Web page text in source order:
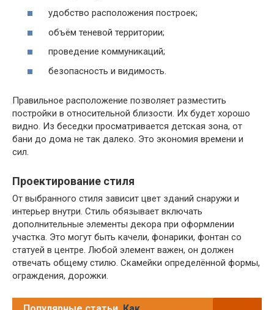
удобство расположения построек;
объём теневой территории;
проведение коммуникаций;
безопасность и видимость.
Правильное расположение позволяет разместить
постройки в относительной близости. Их будет хорошо
видно. Из беседки просматривается детская зона, от
бани до дома не так далеко. Это экономия времени и
сил.
Проектирование стиля
От выбранного стиля зависит цвет зданий снаружи и
интерьер внутри. Стиль обязывает включать
дополнительные элементы декора при оформлении
участка. Это могут быть качели, фонарики, фонтан со
статуей в центре. Любой элемент важен, он должен
отвечать общему стилю. Скамейки определённой формы,
ограждения, дорожки.